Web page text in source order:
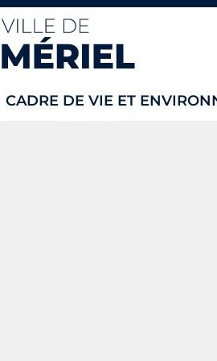
CADRE DE VIE ET